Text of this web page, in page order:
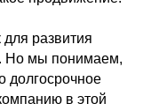
для развития
Но мы понимаем,
долгосрочное
в этой